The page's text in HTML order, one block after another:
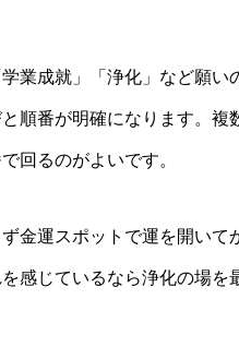
業成就」「浄化」など願い
順番が明確になります。複
回るのがよいです。
金運スポットで運を開いて
感じているなら浄化の場を